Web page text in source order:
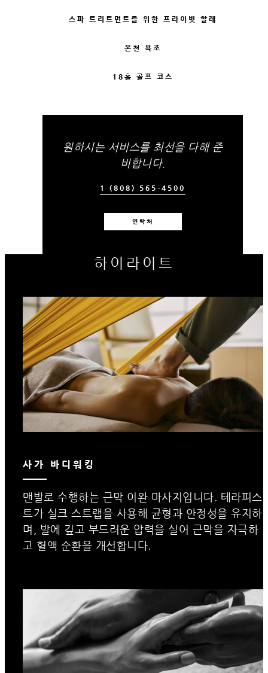
스파 트리트먼트를 위한 프라이빗 할레
온천 욕조
18홀 골프 코스
원하시는 서비스를 최선을 다해 준
비합니다.
1 (808) 565-4500
연락처
하이라이트
사가 바디워킹
맨발로 수행하는 근막 이완 마사지입니다. 테라피스
트가 실크 스트랩을 사용해 균형과 안정성을 유지하
며, 발에 깊고 부드러운 압력을 실어 근막을 자극하
고 혈액 순환을 개선합니다.